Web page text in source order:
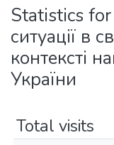
Collections
All of DSpace
Statistics for
ситуації в
контексті
України
Total visits